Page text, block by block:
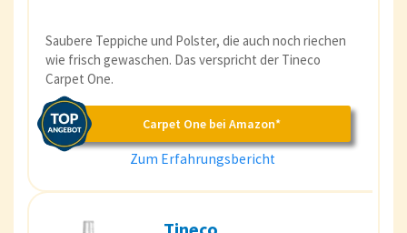
Saubere Teppiche und Polster, die auch noch riechen
wie frisch gewaschen. Das verspricht der Tineco
Carpet One.
Carpet One bei Amazon*
Zum Erfahrungsbericht